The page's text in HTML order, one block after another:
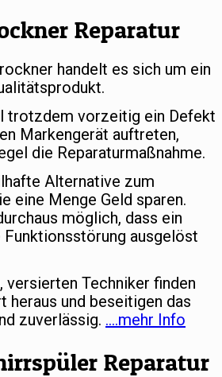
Reparatur
handelt es sich um ein
trotzdem vorzeitig ein Defekt
Markengerät auftreten,
die Reparaturmaßnahme.
Alternative zum
eine Menge Geld sparen.
möglich, dass ein
ausgelöst
versierten Techniker finden
heraus und beseitigen das
zuverlässig. ….mehr Info
Reparatur